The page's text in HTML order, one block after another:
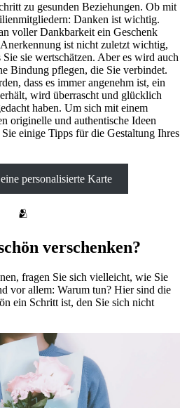
zu gesunden Beziehungen. Ob mit
Danken ist wichtig.
voller Dankbarkeit ein Geschenk
ist nicht zuletzt wichtig,
Sie sie wertschätzen. Aber es wird auch
Bindung pflegen, die Sie verbindet.
dass es immer angenehm ist, ein
wird überrascht und glücklich
haben. Um sich mit einem
originelle und authentische Ideen
einige Tipps für die Gestaltung Ihres
personalisierte Karte
🫂
verschenken?
fragen Sie sich vielleicht, wie Sie
vor allem: Warum tun? Hier sind die
ein Schritt ist, den Sie sich nicht